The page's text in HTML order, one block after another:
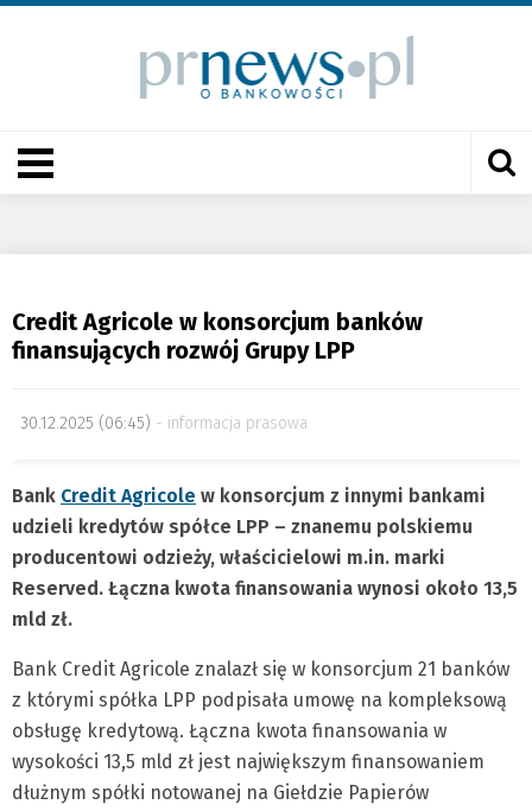
Credit Agricole w konsorcjum banków
finansujących rozwój Grupy LPP
30.12.2025 (06:45) informacja prasowa
Bank Credit Agricole w konsorcjum z innymi bankami
udzieli kredytów spółce LPP – znanemu polskiemu
producentowi odzieży, właścicielowi m.in. marki
Reserved. Łączna kwota finansowania wynosi około 13,5
mld zł.
Bank Credit Agricole znalazł się w konsorcjum 21 banków
z którymi spółka LPP podpisała umowę na kompleksową
obsługę kredytową. Łączna kwota finansowania w
wysokości 13,5 mld zł jest największym finansowaniem
dłużnym spółki notowanej na Giełdzie Papierów